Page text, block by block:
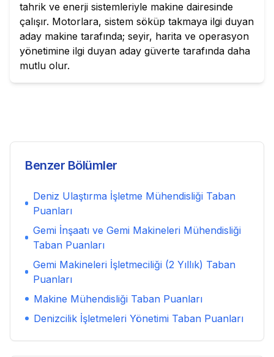
tahrik ve enerji sistemleriyle makine dairesinde
çalışır. Motorlara, sistem söküp takmaya ilgi duyan
aday makine tarafında; seyir, harita ve operasyon
yönetimine ilgi duyan aday güverte tarafında daha
mutlu olur.
Benzer Bölümler
Deniz Ulaştırma İşletme Mühendisliği Taban
Puanları
Gemi İnşaatı ve Gemi Makineleri Mühendisliği
Taban Puanları
Gemi Makineleri İşletmeciliği (2 Yıllık) Taban
Puanları
Makine Mühendisliği Taban Puanları
Denizcilik İşletmeleri Yönetimi Taban Puanları